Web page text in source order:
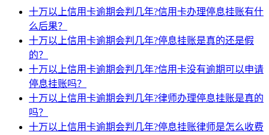
十万以上信用卡逾期会判几年?信用卡办理停息挂账有什
么后果？
十万以上信用卡逾期会判几年?停息挂账是真的还是假
的？
十万以上信用卡逾期会判几年?信用卡没有逾期可以申请
停息挂账吗？
十万以上信用卡逾期会判几年?律师办理停息挂账是真的
吗？
十万以上信用卡逾期会判几年?停息挂账律师是怎么收费